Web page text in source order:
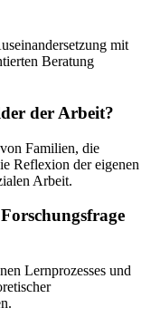
mit
Beratung
der Arbeit?
Familien, die
Reflexion der eigenen
Arbeit.
Lernprozesses und